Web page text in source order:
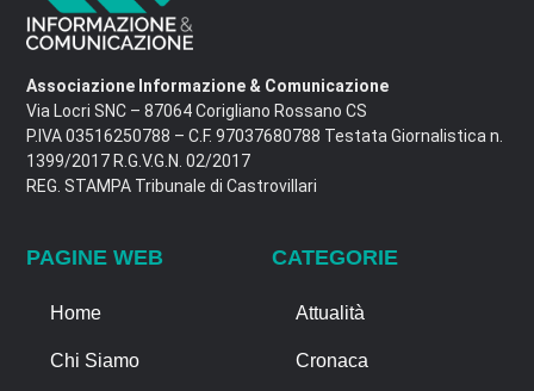
Associazione Informazione & Comunicazione
Via Locri SNC – 87064 Corigliano Rossano CS
P.IVA 03516250788 – C.F. 97037680788 Testata Giornalistica n.
1399/2017 R.G.V.G.N. 02/2017
REG. STAMPA Tribunale di Castrovillari
PAGINE WEB
Home
Chi Siamo
CATEGORIE
Attualità
Cronaca